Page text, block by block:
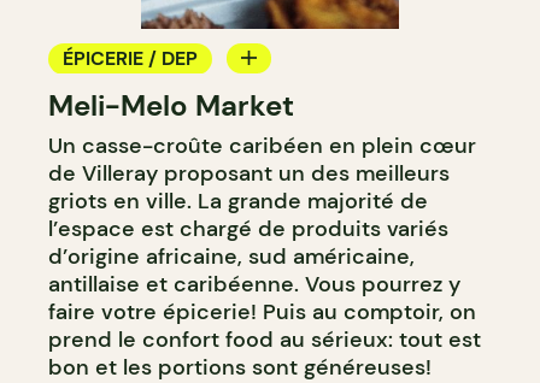
ÉPICERIE / DEP
COMPTOIR
Meli-Melo Market
Un casse-croûte caribéen en plein cœur
de Villeray proposant un des meilleurs
griots en ville. La grande majorité de
l’espace est chargé de produits variés
d’origine africaine, sud américaine,
antillaise et caribéenne. Vous pourrez y
faire votre épicerie! Puis au comptoir, on
prend le confort food au sérieux: tout est
bon et les portions sont généreuses!